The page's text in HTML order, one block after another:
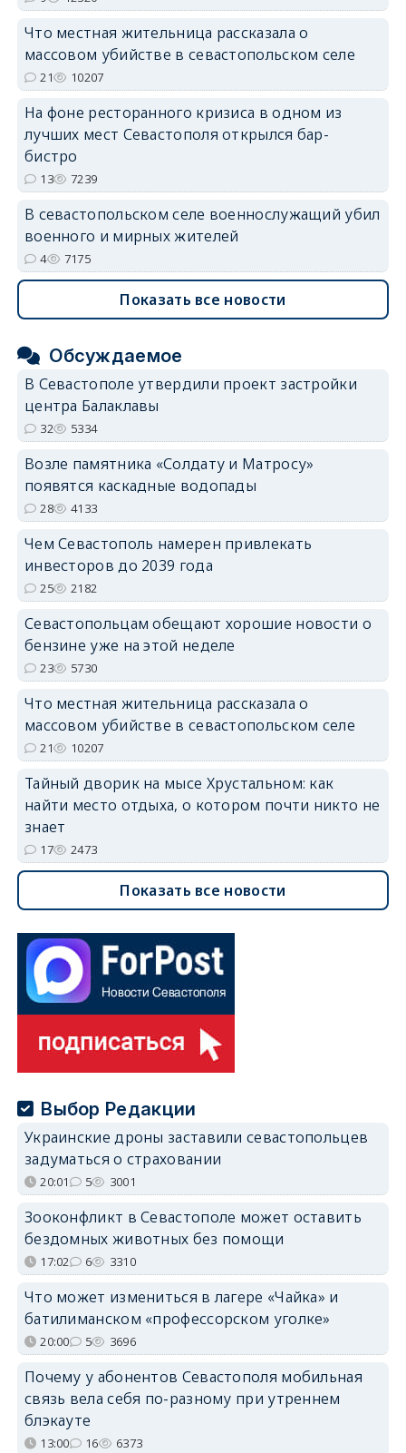
Что местная жительница рассказала о
массовом убийстве в севастопольском селе
21 10207
На фоне ресторанного кризиса в одном из
лучших мест Севастополя открылся бар-
бистро
13 7239
В севастопольском селе военнослужащий убил
военного и мирных жителей
4 7175
Показать все новости
Обсуждаемое
В Севастополе утвердили проект застройки
центра Балаклавы
32 5334
Возле памятника «Солдату и Матросу»
появятся каскадные водопады
28 4133
Чем Севастополь намерен привлекать
инвесторов до 2039 года
25 2182
Севастопольцам обещают хорошие новости о
бензине уже на этой неделе
23 5730
Что местная жительница рассказала о
массовом убийстве в севастопольском селе
21 10207
Тайный дворик на мысе Хрустальном: как
найти место отдыха, о котором почти никто не
знает
17 2473
Показать все новости
Выбор Редакции
Украинские дроны заставили севастопольцев
задуматься о страховании
20:01 5 3001
Зооконфликт в Севастополе может оставить
бездомных животных без помощи
17:02 6 3310
Что может измениться в лагере «Чайка» и
батилиманском «профессорском уголке»
20:00 5 3696
Почему у абонентов Севастополя мобильная
связь вела себя по-разному при утреннем
блэкауте
13:00 16 6373